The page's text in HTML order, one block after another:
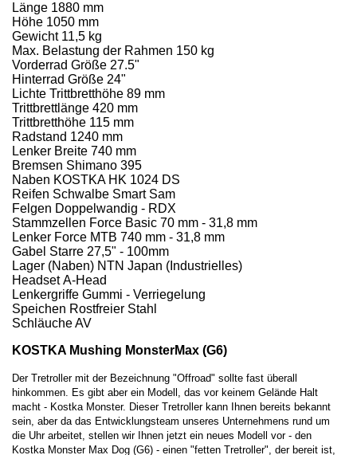
Länge 1880 mm
Höhe 1050 mm
Gewicht 11,5 kg
Max. Belastung der Rahmen 150 kg
Vorderrad Größe 27.5"
Hinterrad Größe 24"
Lichte Trittbretthöhe 89 mm
Trittbrettlänge 420 mm
Trittbretthöhe 115 mm
Radstand 1240 mm
Lenker Breite 740 mm
Bremsen Shimano 395
Naben KOSTKA HK 1024 DS
Reifen Schwalbe Smart Sam
Felgen Doppelwandig - RDX
Stammzellen Force Basic 70 mm - 31,8 mm
Lenker Force MTB 740 mm - 31,8 mm
Gabel Starre 27,5" - 100mm
Lager (Naben) NTN Japan (Industrielles)
Headset A-Head
Lenkergriffe Gummi - Verriegelung
Speichen Rostfreier Stahl
Schläuche AV
KOSTKA Mushing MonsterMax (G6)
Der Tretroller mit der Bezeichnung "Offroad" sollte fast überall
hinkommen. Es gibt aber ein Modell, das vor keinem Gelände Halt
macht - Kostka Monster. Dieser Tretroller kann Ihnen bereits bekannt
sein, aber da das Entwicklungsteam unseres Unternehmens rund um
die Uhr arbeitet, stellen wir Ihnen jetzt ein neues Modell vor - den
Kostka Monster Max Dog (G6) - einen "fetten Tretroller", der bereit ist,